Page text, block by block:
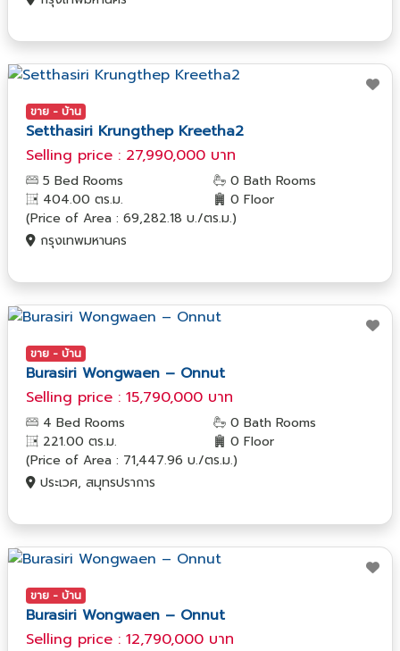
ขาย - บ้าน
Setthasiri Krungthep Kreetha2
Selling price : 27,990,000 บาท
5 Bed Rooms
0 Bath Rooms
404.00 ตร.ม.
0 Floor
(Price of Area : 69,282.18 บ./ตร.ม.)
กรุงเทพมหานคร
ขาย - บ้าน
Burasiri Wongwaen – Onnut
Selling price : 15,790,000 บาท
4 Bed Rooms
0 Bath Rooms
221.00 ตร.ม.
0 Floor
(Price of Area : 71,447.96 บ./ตร.ม.)
ประเวศ, สมุทรปราการ
ขาย - บ้าน
Burasiri Wongwaen – Onnut
Selling price : 12,790,000 บาท